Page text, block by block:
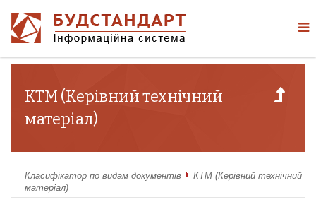
КТМ (Керівний технічний
матеріал)
Класифікатор по видам документів
КТМ (Керівний технічний
матеріал)